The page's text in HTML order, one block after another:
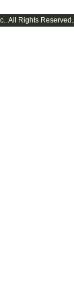
All Rights Reserved.